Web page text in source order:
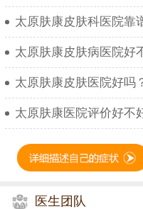
太原肤康皮肤科医院靠
太原肤康皮肤病医院好
太原肤康皮肤医院好吗
太原肤康医院评价好不
医生团队